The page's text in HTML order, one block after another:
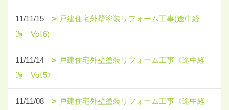
11/11/15
戸建住宅外壁塗装リフォーム工事(途中経
過 Vol.6)
11/11/14
戸建住宅外壁塗装リフォーム工事《途中経
過 Vol.5》
11/11/08
戸建住宅外壁塗装リフォーム工事《途中経